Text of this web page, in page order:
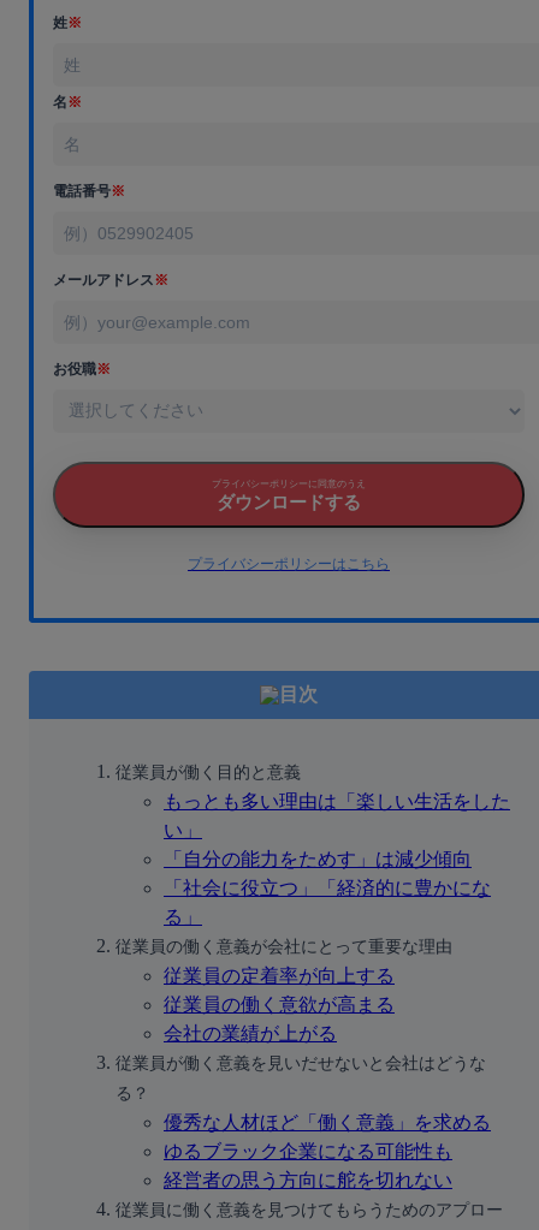
姓※
名※
電話番号※
メールアドレス※
お役職※
プライバシーポリシーに同意のうえ
ダウンロードする
プライバシーポリシーはこちら
目次
従業員が働く目的と意義
もっとも多い理由は「楽しい生活をした
い」
「自分の能力をためす」は減少傾向
「社会に役立つ」「経済的に豊かにな
る」
従業員の働く意義が会社にとって重要な理由
従業員の定着率が向上する
従業員の働く意欲が高まる
会社の業績が上がる
従業員が働く意義を見いだせないと会社はどうな
る？
優秀な人材ほど「働く意義」を求める
ゆるブラック企業になる可能性も
経営者の思う方向に舵を切れない
従業員に働く意義を見つけてもらうためのアプロー